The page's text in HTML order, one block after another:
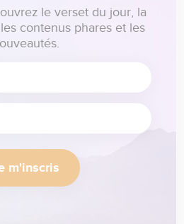
le verset du jour, la
contenus phares et les
m'inscris